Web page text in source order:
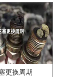
更换周期